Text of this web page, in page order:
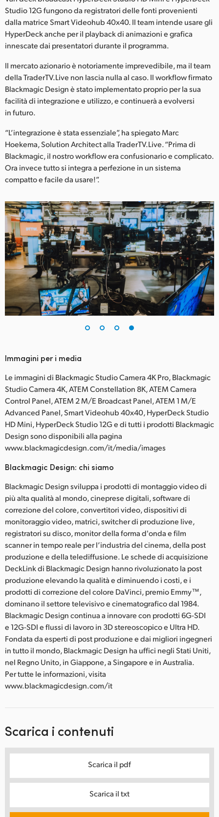
Studio 12G fungono da registratori delle fonti provenienti
dalla matrice Smart Videohub 40x40. Il team intende usare gli
HyperDeck anche per il playback di animazioni e grafica
innescate dai presentatori durante il programma.
Il mercato azionario è notoriamente imprevedibile, ma il team
della TraderTV.Live non lascia nulla al caso. Il workflow firmato
Blackmagic Design è stato implementato proprio per la sua
facilità di integrazione e utilizzo, e continuerà a evolversi
in futuro.
“L’integrazione è stata essenziale”, ha spiegato Marc
Hoekema, Solution Architect alla TraderTV.Live. “Prima di
Blackmagic, il nostro workflow era confusionario e complicato.
Ora invece tutto si integra a perfezione in un sistema
compatto e facile da usare!”.
Immagini per i media
Le immagini di Blackmagic Studio Camera 4K Pro, Blackmagic
Studio Camera 4K, ATEM Constellation 8K, ATEM Camera
Control Panel, ATEM 2 M/E Broadcast Panel, ATEM 1 M/E
Advanced Panel, Smart Videohub 40x40, HyperDeck Studio
HD Mini, HyperDeck Studio 12G e di tutti i prodotti Blackmagic
Design sono disponibili alla pagina
www.blackmagicdesign.com/it/media/images
Blackmagic Design: chi siamo
Blackmagic Design sviluppa i prodotti di montaggio video di
più alta qualità al mondo, cineprese digitali, software di
correzione del colore, convertitori video, dispositivi di
monitoraggio video, matrici, switcher di produzione live,
registratori su disco, monitor della forma d'onda e film
scanner in tempo reale per l’industria del cinema, della post
produzione e della telediffusione. Le schede di acquisizione
DeckLink di Blackmagic Design hanno rivoluzionato la post
produzione elevando la qualità e diminuendo i costi, e i
prodotti di correzione del colore DaVinci, premio Emmy™,
dominano il settore televisivo e cinematografico dal 1984.
Blackmagic Design continua a innovare con prodotti 6G-SDI
e 12G-SDI e flussi di lavoro in 3D stereoscopico e Ultra HD.
Fondata da esperti di post produzione e dai migliori ingegneri
in tutto il mondo, Blackmagic Design ha uffici negli Stati Uniti,
nel Regno Unito, in Giappone, a Singapore e in Australia.
Per tutte le informazioni, visita
www.blackmagicdesign.com/it
Scarica i contenuti
Scarica il pdf
Scarica il txt